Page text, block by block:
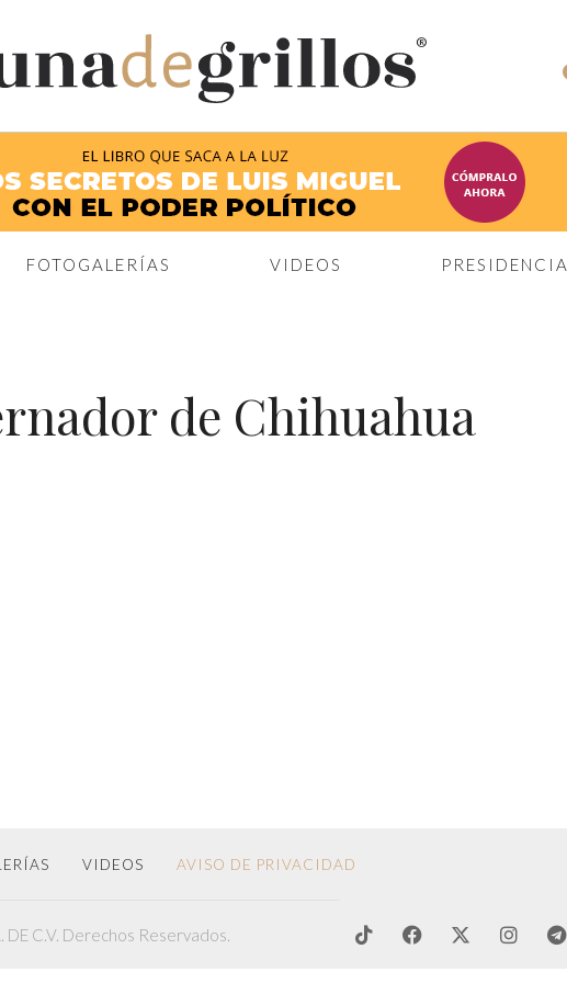
®
FOTOGALERÍAS VIDEOS PRESIDENCIA
de Chihuahua
VIDEOS AVISO DE PRIVACIDAD
C.V. Derechos Reservados.